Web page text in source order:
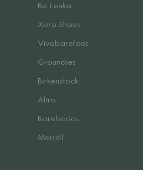
Be Lenka
Xero Shoes
Vivobarefoot
Groundies
Birkenstock
Altra
Barebarics
Merrell